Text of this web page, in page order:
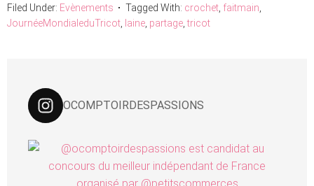
Filed Under: Evènements Tagged With: crochet faitmain
JournéeMondialeduTricot
laine partage ,tricot
OCOMPTOIRDESPASSIONS